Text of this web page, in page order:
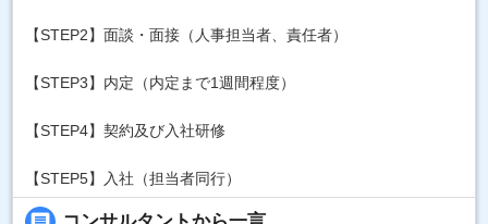
【STEP2】面談・面接（人事担当者、責任者）
【STEP3】内定（内定まで1週間程度）
【STEP4】契約及び入社研修
【STEP5】入社（担当者同行）